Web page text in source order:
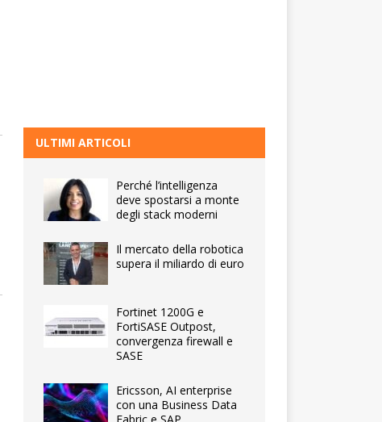
ULTIMI ARTICOLI
Perché l’intelligenza
deve spostarsi a monte
degli stack moderni
Il mercato della robotica
supera il miliardo di euro
Fortinet 1200G e
FortiSASE Outpost,
convergenza firewall e
SASE
Ericsson, AI enterprise
con una Business Data